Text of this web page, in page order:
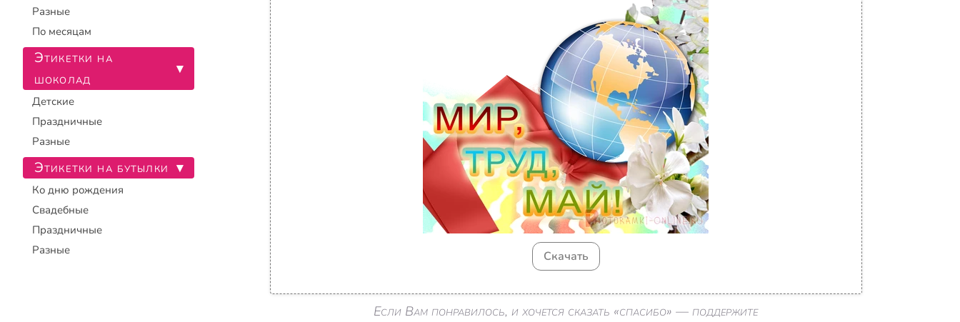
Скачать
Если Вам понравилось, и хочется сказать «спасибо» — поддержите
Разные
По месяцам
Этикетки на
шоколад
▾
Детские
Праздничные
Разные
Этикетки на бутылки ▾
Ко дню рождения
Свадебные
Праздничные
Разные